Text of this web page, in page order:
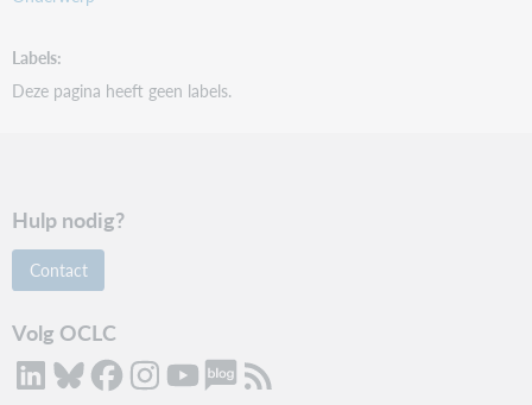
Mislukt. Dit kan niet worden verlengd.
Labels
Deze pagina heeft geen labels.
Hulp nodig?
Contact
Volg OCLC